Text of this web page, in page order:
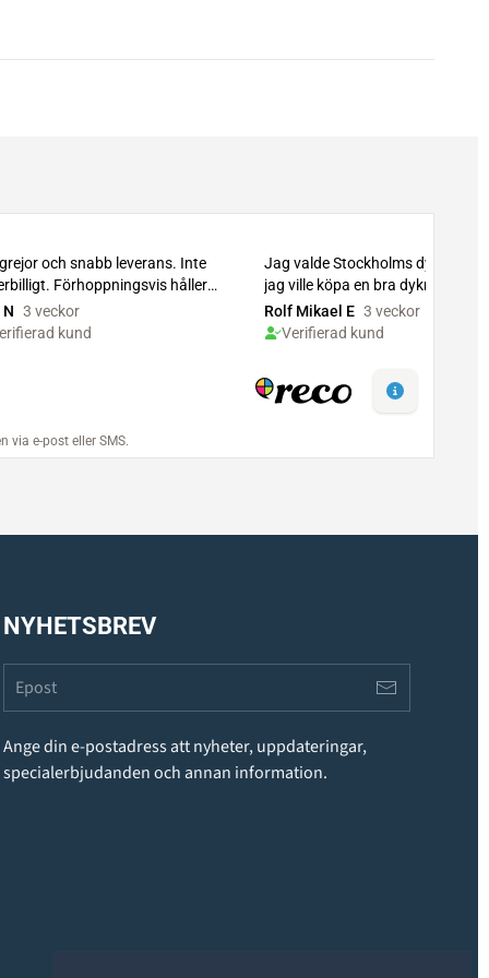
NYHETSBREV
Ange din e-postadress att nyheter, uppdateringar,
specialerbjudanden och annan information.